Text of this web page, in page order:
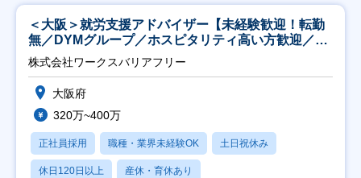
＜大阪＞就労支援アドバイザー【未経験歓迎！転勤
無／DYMグループ／ホスピタリティ高い方歓迎／土
日祝】
株式会社ワークスバリアフリー
大阪府
320万~400万
正社員採用 職種・業界未経験OK 土日祝休み
休日120日以上 産休・育休あり